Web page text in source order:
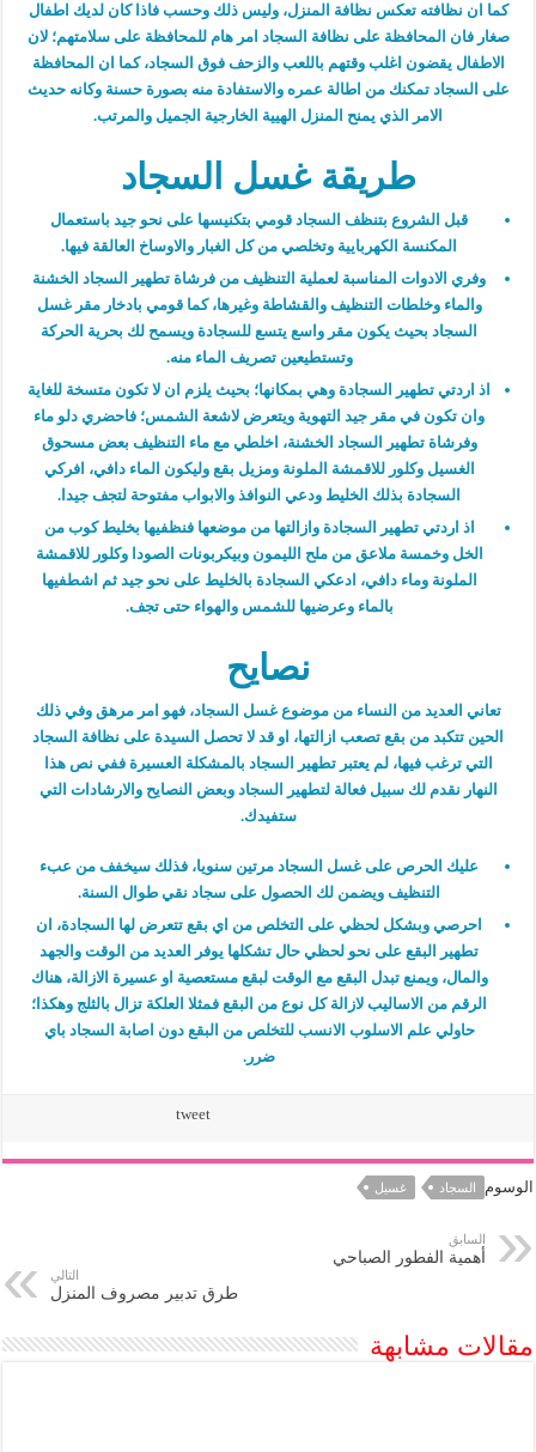
كما ان نظافته تعكس نظافة المنزل، وليس ذلك وحسب فاذا كان لديك اطفال
صغار فان المحافظة على نظافة السجاد امر هام للمحافظة على سلامتهم؛ لان
الاطفال يقضون اغلب وقتهم باللعب والزحف فوق السجاد، كما ان المحافظة
على السجاد تمكنك من اطالة عمره والاستفادة منه بصورة حسنة وكانه حديث
الامر الذي يمنح المنزل الهيية الخارجية الجميل والمرتب.
طريقة غسل السجاد
قبل الشروع بتنظف السجاد قومي بتكنيسها على نحو جيد باستعمال
المكنسة الكهربايية وتخلصي من كل الغبار والاوساخ العالقة فيها.
وفري الادوات المناسبة لعملية التنظيف من فرشاة تطهير السجاد الخشنة
والماء وخلطات التنظيف والقشاطة وغيرها، كما قومي بادخار مقر غسل
السجاد بحيث يكون مقر واسع يتسع للسجادة ويسمح لك بحرية الحركة
وتستطيعين تصريف الماء منه.
اذ اردتي تطهير السجادة وهي بمكانها؛ بحيث يلزم ان لا تكون متسخة للغاية
وان تكون في مقر جيد التهوية ويتعرض لاشعة الشمس؛ فاحضري دلو ماء
وفرشاة تطهير السجاد الخشنة، اخلطي مع ماء التنظيف بعض مسحوق
الغسيل وكلور للاقمشة الملونة ومزيل بقع وليكون الماء دافي، افركي
السجادة بذلك الخليط ودعي النوافذ والابواب مفتوحة لتجف جيدا.
اذ اردتي تطهير السجادة وازالتها من موضعها فنظفيها بخليط كوب من
الخل وخمسة ملاعق من ملح الليمون وبيكربونات الصودا وكلور للاقمشة
الملونة وماء دافي، ادعكي السجادة بالخليط على نحو جيد ثم اشطفيها
بالماء وعرضيها للشمس والهواء حتى تجف.
نصايح
تعاني العديد من النساء من موضوع غسل السجاد، فهو امر مرهق وفي ذلك
الحين تتكبد من بقع تصعب ازالتها، او قد لا تحصل السيدة على نظافة السجاد
التي ترغب فيها، لم يعتبر تطهير السجاد بالمشكلة العسيرة ففي نص هذا
النهار نقدم لك سبيل فعالة لتطهير السجاد وبعض النصايح والارشادات التي
ستفيدك.
عليك الحرص على غسل السجاد مرتين سنويا، فذلك سيخفف من عبء
التنظيف ويضمن لك الحصول على سجاد نقي طوال السنة.
احرصي وبشكل لحظي على التخلص من اي بقع تتعرض لها السجادة، ان
تطهير البقع على نحو لحظي حال تشكلها يوفر العديد من الوقت والجهد
والمال، ويمنع تبدل البقع مع الوقت لبقع مستعصية او عسيرة الازالة، هناك
الرقم من الاساليب لازالة كل نوع من البقع فمثلا العلكة تزال بالثلج وهكذا؛
حاولي علم الاسلوب الانسب للتخلص من البقع دون اصابة السجاد باي
ضرر.
tweet
الوسوم السجاد غسيل
السابق
أهمية الفطور الصباحي
التالي
طرق تدبير مصروف المنزل
مقالات مشابهة